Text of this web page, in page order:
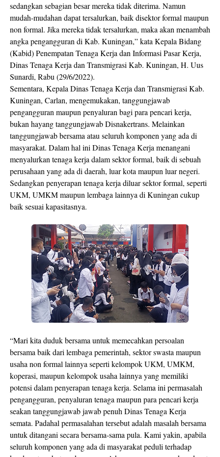
sedangkan sebagian besar mereka tidak diterima. Namun
mudah-mudahan dapat tersalurkan, baik disektor formal maupun
non formal. Jika mereka tidak tersalurkan, maka akan menambah
angka pengangguran di Kab. Kuningan,” kata Kepala Bidang
(Kabid) Penempatan Tenaga Kerja dan Informasi Pasar Kerja,
Dinas Tenaga Kerja dan Transmigrasi Kab. Kuningan, H. Uus
Sunardi, Rabu (29/6/2022).
Sementara, Kepala Dinas Tenaga Kerja dan Transmigrasi Kab.
Kuningan, Carlan, mengemukakan, tanggungjawab
pengangguran maupun penyaluran bagi para pencari kerja,
bukan hayang tanggungjawab Disnakertrans. Melainkan
tanggungjawab bersama atau seluruh komponen yang ada di
masyarakat. Dalam hal ini Dinas Tenaga Kerja menangani
menyalurkan tenaga kerja dalam sektor formal, baik di sebuah
perusahaan yang ada di daerah, luar kota maupun luar negeri.
Sedangkan penyerapan tenaga kerja diluar sektor formal, seperti
UKM, UMKM maupun lembaga lainnya di Kuningan cukup
baik sesuai kapasitasnya.
“Mari kita duduk bersama untuk memecahkan persoalan
bersama baik dari lembaga pemerintah, sektor swasta maupun
usaha non formal lainnya seperti kelompok UKM, UMKM,
koperasi, maupun kelompok usaha lainnya yang memiliki
potensi dalam penyerapan tenaga kerja. Selama ini permasalah
pengangguran, penyaluran tenaga maupun para pencari kerja
seakan tanggungjawab jawab penuh Dinas Tenaga Kerja
semata. Padahal permasalahan tersebut adalah masalah bersama
untuk ditangani secara bersama-sama pula. Kami yakin, apabila
seluruh komponen yang ada di masyarakat peduli terhadap